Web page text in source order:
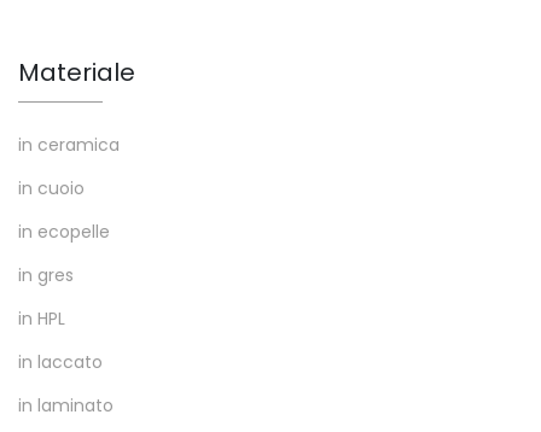
Materiale
in ceramica
in cuoio
in ecopelle
in gres
in HPL
in laccato
in laminato